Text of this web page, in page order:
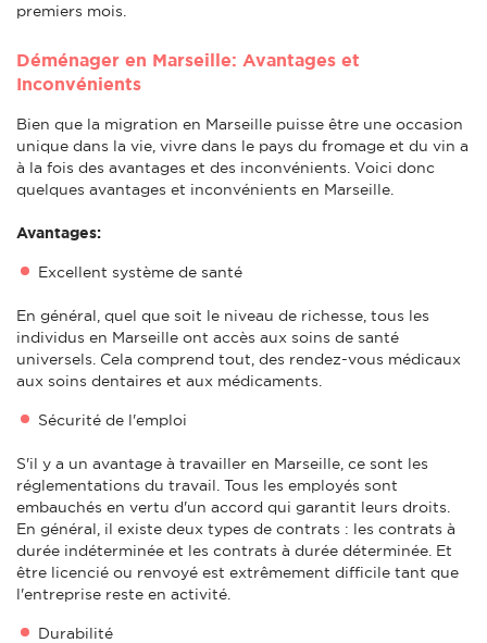
premiers mois.
Déménager en Marseille: Avantages et
Inconvénients
Bien que la migration en Marseille puisse être une occasion
unique dans la vie, vivre dans le pays du fromage et du vin a
à la fois des avantages et des inconvénients. Voici donc
quelques avantages et inconvénients en Marseille.
Avantages:
Excellent système de santé
En général, quel que soit le niveau de richesse, tous les
individus en Marseille ont accès aux soins de santé
universels. Cela comprend tout, des rendez-vous médicaux
aux soins dentaires et aux médicaments.
Sécurité de l'emploi
S'il y a un avantage à travailler en Marseille, ce sont les
réglementations du travail. Tous les employés sont
embauchés en vertu d'un accord qui garantit leurs droits.
En général, il existe deux types de contrats : les contrats à
durée indéterminée et les contrats à durée déterminée. Et
être licencié ou renvoyé est extrêmement difficile tant que
l'entreprise reste en activité.
Durabilité